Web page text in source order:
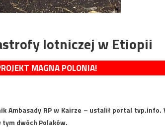
lotniczej w Etiopii
MAGNA POLONIA!
Ambasady RP w Kairze – ustalił portal tvp.info.
dwóch Polaków.